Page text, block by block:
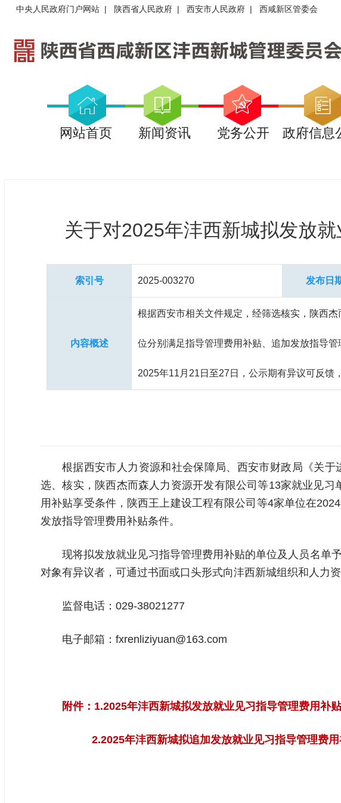
中央人民政府门户网站 | 陕西省人民政府 | 西安市人民政府 | 西咸新区管委会
网站首页 新闻资讯 党务公开 政府信息
关于对2025年沣西新城拟发放
索引号 2025-003270 发布日
内容概述
根据西安市相关文件规定，经筛选核实，陕西
位分别满足指导管理费用补贴、追加发放指导
2025年11月21日至27日，公示期有异议可反馈
根据西安市人力资源和社会保障局、西安市财政局《关
选、核实，陕西杰而森人力资源开发有限公司等13家就业见
用补贴享受条件，陕西王上建设工程有限公司等4家单位在
发放指导管理费用补贴条件。
现将拟发放就业见习指导管理费用补贴的单位及人员名单
对象有异议者，可通过书面或口头形式向沣西新城组织和人力资
监督电话：029-38021277
电子邮箱：fxrenliziyuan@163.com
附件：1.2025年沣西新城拟发放就业见习指导管理费用补
2.2025年沣西新城拟追加发放就业见习指导管理费